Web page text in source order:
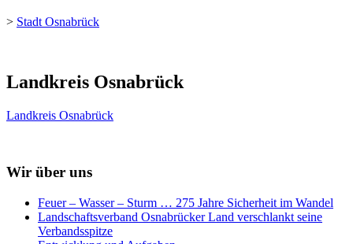
> Stadt Osnabrück
Landkreis Osnabrück
Landkreis Osnabrück
Wir über uns
Feuer – Wasser – Sturm … 275 Jahre Sicherheit im Wandel
Landschaftsverband Osnabrücker Land verschlankt seine
Verbandsspitze